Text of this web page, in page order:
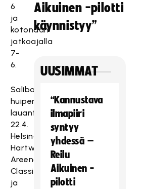
6
ja
kotonaan
jatkoajalla
7-
6.
Salibandyliiga
huipentuu
lauantaina
22.4.
Helsingin
Hartwall
Areenalla
Classicin
ja
Aikuinen -pilotti
käynnistyy”
UUSIMMAT
“Kannustava
ilmapiiri
syntyy
yhdessä –
Reilu
Aikuinen -
pilotti